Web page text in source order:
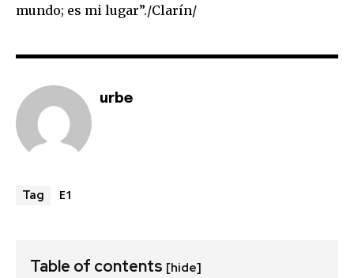
mundo; es mi lugar”./Clarín/
urbe
Tag E1
Table of contents [hide]